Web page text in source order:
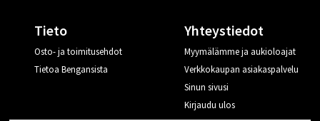
Tieto
Osto- ja toimitusehdot
Tietoa Bengansista
Yhteystiedot
Myymälämme ja aukioloajat
Verkkokaupan asiakaspalvelu
Sinun sivusi
Kirjaudu ulos